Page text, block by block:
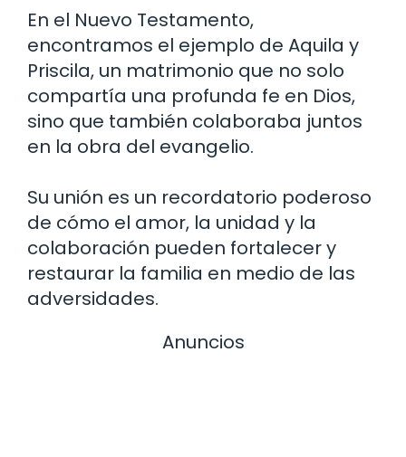
En el Nuevo Testamento,
encontramos el ejemplo de Aquila y
Priscila, un matrimonio que no solo
compartía una profunda fe en Dios,
sino que también colaboraba juntos
en la obra del evangelio.
Su unión es un recordatorio poderoso
de cómo el amor, la unidad y la
colaboración pueden fortalecer y
restaurar la familia en medio de las
adversidades.
Anuncios